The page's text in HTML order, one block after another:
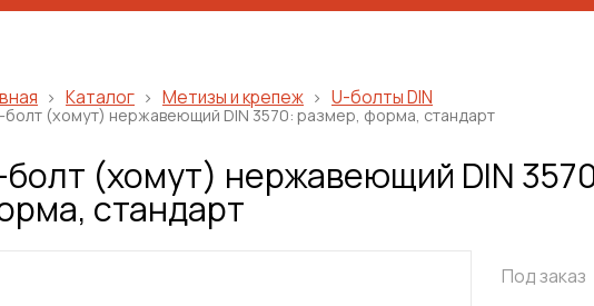
Каталог Метизы и крепеж U-болты DIN
болт (хомут) нержавеющий DIN 3570: размер, форма, стандарт
болт (хомут) нержавеющий DIN
стандарт
Под заказ